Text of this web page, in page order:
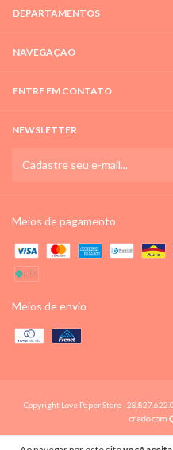
DEPARTAMENTOS
NAVEGAÇÃO
ENTRE EM CONTATO
NEWSLETTER
Meios de pagamento
Meios de envio
Copyright Love Paper Store -